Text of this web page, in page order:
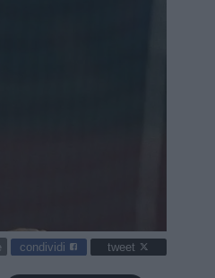
condividi tweet